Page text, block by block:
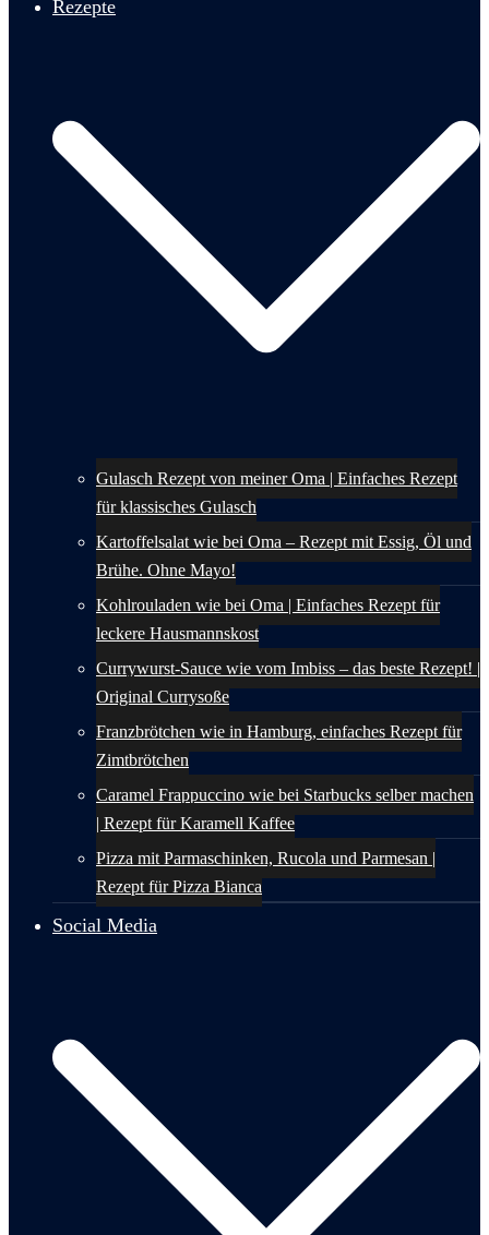
Rezepte
Gulasch Rezept von meiner Oma | Einfaches Rezept
für klassisches Gulasch
Kartoffelsalat wie bei Oma – Rezept mit Essig, Öl und
Brühe. Ohne Mayo!
Kohlrouladen wie bei Oma | Einfaches Rezept für
leckere Hausmannskost
Currywurst-Sauce wie vom Imbiss – das beste Rezept! |
Original Currysoße
Franzbrötchen wie in Hamburg, einfaches Rezept für
Zimtbrötchen
Caramel Frappuccino wie bei Starbucks selber machen
| Rezept für Karamell Kaffee
Pizza mit Parmaschinken, Rucola und Parmesan |
Rezept für Pizza Bianca
Social Media